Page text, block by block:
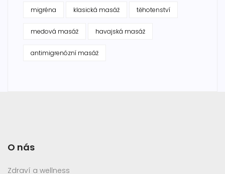
migréna klasická masáž těhotenství
medová masáž havajská masáž
antimigrenózní masáž
O nás
Zdraví a wellness